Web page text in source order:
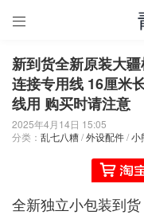

新到货全新原装大
连接专用线 16厘米
线用 购买时请注意
2025年4月14日 15:05
分类： 乱七八糟/外设配件/小
全新独立小包装到